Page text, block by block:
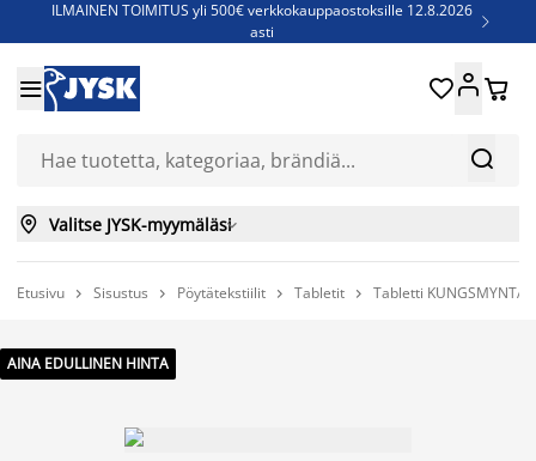
ILMAINEN TOIMITUS yli 500€ verkkokauppaostoksille 12.8.2026
asti

Jenkkisänkyjä - Säästä jopa 60%


 
 Valitse JYSK-myymäläsi
Etusivu  Sisustus  Pöytätekstiilit  Tabletit  Tabletti KUNGSMYNTA
AINA EDULLINEN HINTA